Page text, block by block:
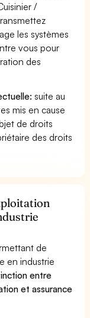
/
les systèmes
vous pour
des
suite au
mis en cause
de droits
des droits
de
en industrie
entre
et assurance